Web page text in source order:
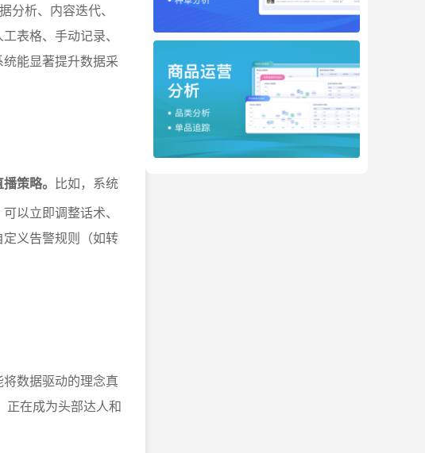
分析、内容迭代、
表格、手动记录、
能显著提升数据采
策略。 比如，系统
以立即调整话术、
义告警规则（如转
数据驱动的理念真
正在成为头部达人和